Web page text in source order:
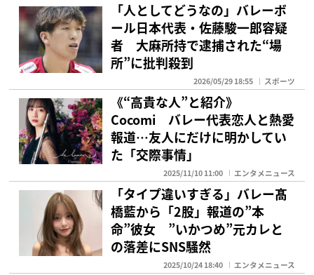
「人としてどうなの」バレーボ
ール日本代表・佐藤駿一郎容疑
者 大麻所持で逮捕された“場
所”に批判殺到
2026/05/29 18:55 スポーツ
《“高貴な人”と紹介》
Cocomi バレー代表恋人と熱愛
報道…友人にだけに明かしてい
た「交際事情」
2025/11/10 11:00 エンタメニュース
「タイプ違いすぎる」バレー髙
橋藍から「2股」報道の”本
命”彼女 ”いかつめ”元カレと
の落差にSNS騒然
2025/10/24 18:40 エンタメニュース